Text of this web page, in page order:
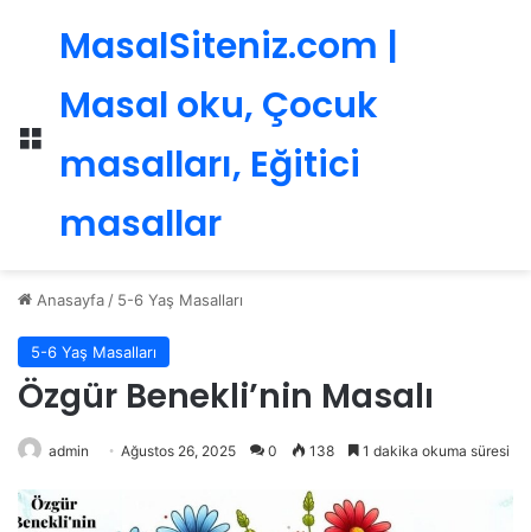
Menü
MasalSiteniz.com |
Masal oku, Çocuk
masalları, Eğitici
masallar
Anasayfa / 5-6 Yaş Masalları
5-6 Yaş Masalları
Özgür Benekli’nin Masalı
admin Ağustos 26, 2025 0 138 1 dakika okuma süresi